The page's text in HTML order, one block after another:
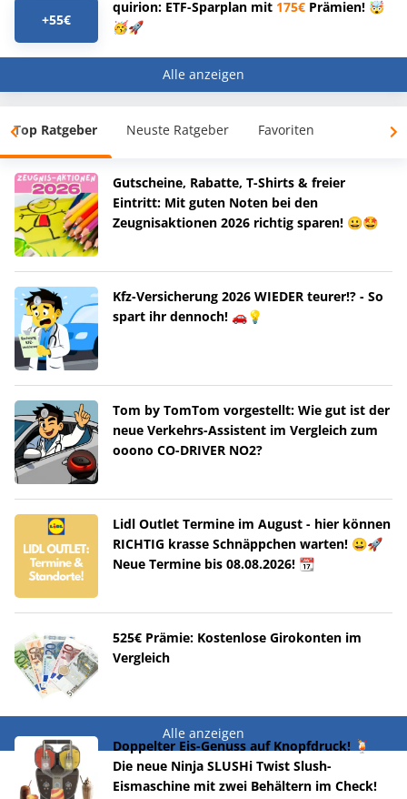
+55€
quirion: ETF-Sparplan mit 175€ Prämien! 🤯
🥳🚀
Alle anzeigen
Top Ratgeber Neuste Ratgeber Favoriten
Gutscheine, Rabatte, T-Shirts & freier
Eintritt: Mit guten Noten bei den
Zeugnisaktionen 2026 richtig sparen! 😀🤩
Kfz-Versicherung 2026 WIEDER teurer!? - So
spart ihr dennoch! 🚗💡
Tom by TomTom vorgestellt: Wie gut ist der
neue Verkehrs-Assistent im Vergleich zum
ooono CO-DRIVER NO2?
Lidl Outlet Termine im August - hier können
RICHTIG krasse Schnäppchen warten! 😀🚀
Neue Termine bis 08.08.2026! 📆
525€ Prämie: Kostenlose Girokonten im
Vergleich
Alle anzeigen
Doppelter Eis-Genuss auf Knopfdruck! 🍹
Die neue Ninja SLUSHi Twist Slush-
Eismaschine mit zwei Behältern im Check!